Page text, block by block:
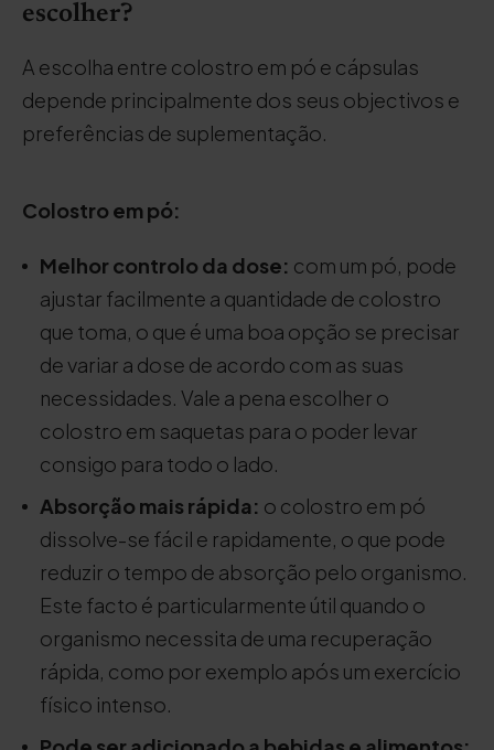
escolher?
A escolha entre colostro em pó e cápsulas
depende principalmente dos seus objectivos e
preferências de suplementação.
Colostro em pó:
Melhor controlo da dose: com um pó, pode
ajustar facilmente a quantidade de colostro
que toma, o que é uma boa opção se precisar
de variar a dose de acordo com as suas
necessidades. Vale a pena escolher o
colostro em saquetas para o poder levar
consigo para todo o lado.
Absorção mais rápida: o colostro em pó
dissolve-se fácil e rapidamente, o que pode
reduzir o tempo de absorção pelo organismo.
Este facto é particularmente útil quando o
organismo necessita de uma recuperação
rápida, como por exemplo após um exercício
físico intenso.